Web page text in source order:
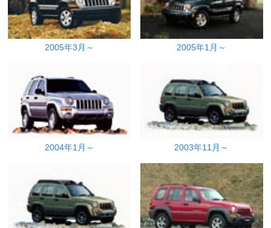
2005年3月～ 2005年1月～
2004年1月～ 2003年11月～